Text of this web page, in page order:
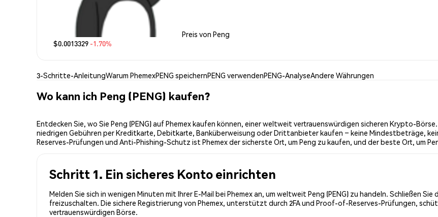
Preis von Peng
$0.0013329 -1.70%
3-Schritte-AnleitungWarum PhemexPENG speichernPENG verwendenPENG-AnalyseAndere Währungen
Wo kann ich Peng (PENG) kaufen?
Entdecken Sie, wo Sie Peng (PENG) auf Phemex kaufen können, einer weltweit vertrauenswürdigen sicheren Krypto-
niedrigen Gebühren per Kreditkarte, Debitkarte, Banküberweisung oder Drittanbieter kaufen – keine Mindestbeträge,
Reserves-Prüfungen und Anti-Phishing-Schutz ist Phemex der sicherste Ort, um Peng zu kaufen, und der beste Ort, um
Schritt 1. Ein sicheres Konto einrichten
Melden Sie sich in wenigen Minuten mit Ihrer E-Mail bei Phemex an, um weltweit Peng (PENG) zu handeln. Schließen
freizuschalten. Die sichere Registrierung von Phemex, unterstützt durch 2FA und Proof-of-Reserves-Prüfungen,
vertrauenswürdigen Börse.